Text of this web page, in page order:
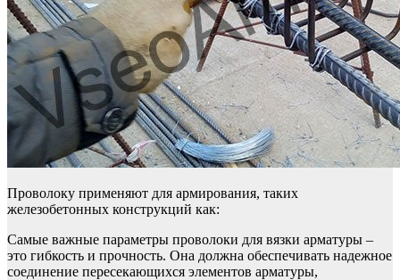
Проволоку применяют для армирования, таких
железобетонных конструкций как:
Самые важные параметры проволоки для вязки арматуры –
это гибкость и прочность. Она должна обеспечивать надежное
соединение пересекающихся элементов арматуры,